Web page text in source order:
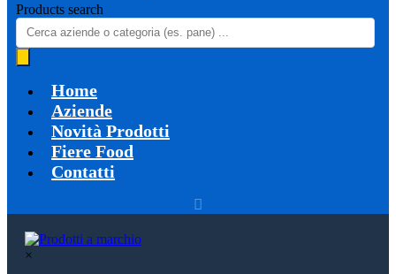
Products search
Home
Aziende
Novità Prodotti
Fiere Food
Contatti
×